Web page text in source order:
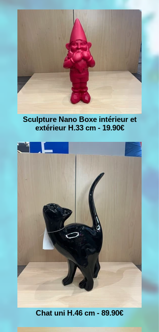
Sculpture Nano Boxe intérieur et
extérieur H.33 cm - 19.90€
Chat uni H.46 cm - 89.90€